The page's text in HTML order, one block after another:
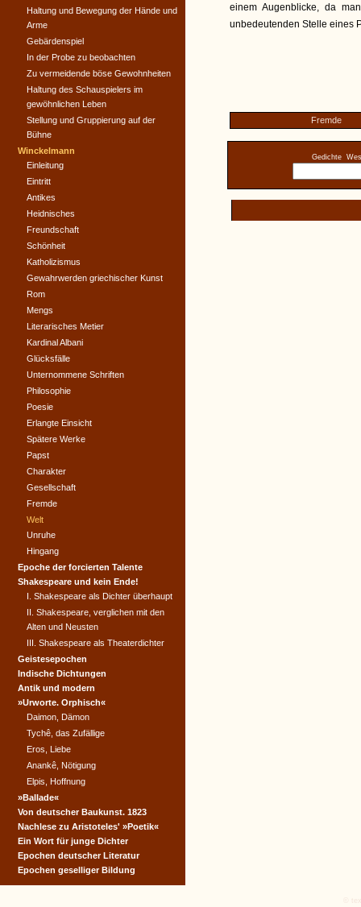
einem Augenblicke, da
unbedeutenden Stelle eines
Fremde
Gedichte
Haltung und Bewegung der Hände und
Arme
Gebärdenspiel
In der Probe zu beobachten
Zu vermeidende böse Gewohnheiten
Haltung des Schauspielers im
gewöhnlichen Leben
Stellung und Gruppierung auf der
Bühne
Winckelmann
Einleitung
Eintritt
Antikes
Heidnisches
Freundschaft
Schönheit
Katholizismus
Gewahrwerden griechischer Kunst
Rom
Mengs
Literarisches Metier
Kardinal Albani
Glücksfälle
Unternommene Schriften
Philosophie
Poesie
Erlangte Einsicht
Spätere Werke
Papst
Charakter
Gesellschaft
Fremde
Welt
Unruhe
Hingang
Epoche der forcierten Talente
Shakespeare und kein Ende!
I. Shakespeare als Dichter überhaupt
II. Shakespeare, verglichen mit den
Alten und Neusten
III. Shakespeare als Theaterdichter
Geistesepochen
Indische Dichtungen
Antik und modern
»Urworte. Orphisch«
Daimon, Dämon
Tychê, das Zufällige
Eros, Liebe
Anankê, Nötigung
Elpis, Hoffnung
»Ballade«
Von deutscher Baukunst. 1823
Nachlese zu Aristoteles' »Poetik«
Ein Wort für junge Dichter
Epochen deutscher Literatur
Epochen geselliger Bildung